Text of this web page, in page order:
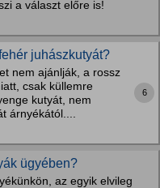
a választ előre is!
juhászkutyát?
nem ajánlják, a rossz
csak küllemre
kutyát, nem
árnyékától....
6
ügyében?
az egyik elvileg